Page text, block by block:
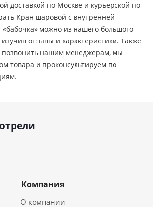
доставкой по Москве и курьерской по
Кран шаровой с внутренней
«бабочка» можно из нашего большого
изучив отзывы и характеристики. Также
позвонить нашим менеджерам, мы
товара и проконсультируем по
Компания
О компании